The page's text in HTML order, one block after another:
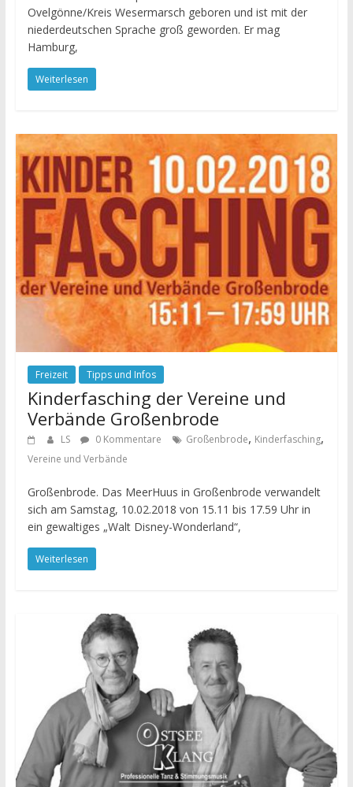
Ovelgönne/Kreis Wesermarsch geboren und ist mit der
niederdeutschen Sprache groß geworden. Er mag
Hamburg,
Weiterlesen
Freizeit Tipps und Infos
Kinderfasching der Vereine und
Verbände Großenbrode
LS 0 Kommentare Großenbrode, Kinderfasching,
Vereine und Verbände
Großenbrode. Das MeerHuus in Großenbrode verwandelt
sich am Samstag, 10.02.2018 von 15.11 bis 17.59 Uhr in
ein gewaltiges „Walt Disney-Wonderland“,
Weiterlesen